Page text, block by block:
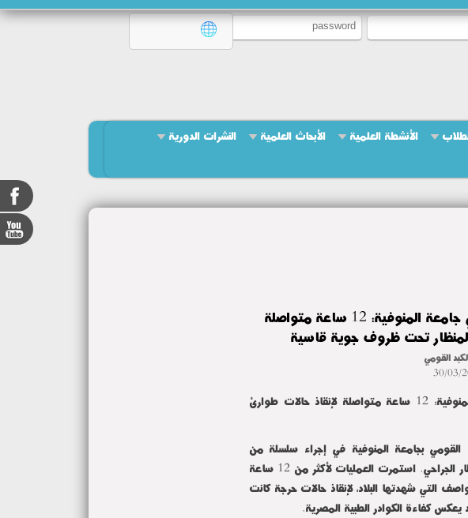
الأنشطة العلمية الأبحاث العلمية
النشرات الدورية
ملحمة جراحية بمعهد الكبد القومي جامعة المنوفية: 12 ساعة متواصلة
تحت ظروف جوية قاسية
القومي
30/03/
ملحمة جراحية بمعهد الكبد القومي جامعة المنوفية: 12 ساعة متواصلة لإنقاذ حالات طوارئ
القومي بجامعة المنوفية في إجراء سلسلة من
الجراحات المتقدمة والمعقدة باستخدام المنظار الجراحي. استمرت العمليات لأكثر من 12 ساعة
التي شهدتها البلاد، لإنقاذ حالات حرجة كانت
كفاءة الكوادر الطبية المصرية.